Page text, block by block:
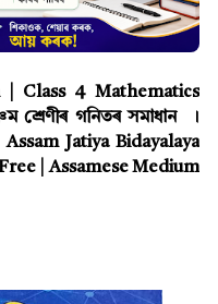
| Class 4 Mathematics
শ্ৰেণীৰ গনিতৰ সমাধান ।
Assam Jatiya Bidayalaya
| Assamese Medium